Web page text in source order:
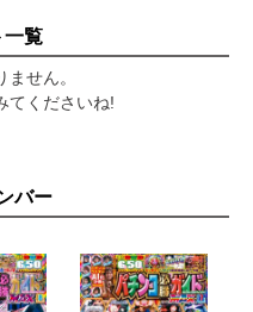
一覧
せん。
てくださいね!
バー